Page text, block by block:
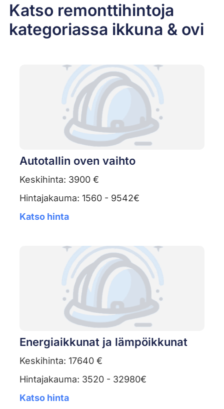
Katso remonttihintoja
kategoriassa ikkuna & ovi
Autotallin oven vaihto
Keskihinta: 3900 €
Hintajakauma: 1560 - 9542€
Katso hinta
Energiaikkunat ja lämpöikkunat
Keskihinta: 17640 €
Hintajakauma: 3520 - 32980€
Katso hinta